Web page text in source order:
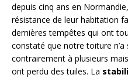
depuis cinq ans en
résistance de leur habitation
dernières tempêtes qui ont
constaté que notre toiture
contrairement à plusieurs
ont perdu des tuiles. La